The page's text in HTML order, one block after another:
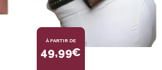
À PARTIR DE
49,99€